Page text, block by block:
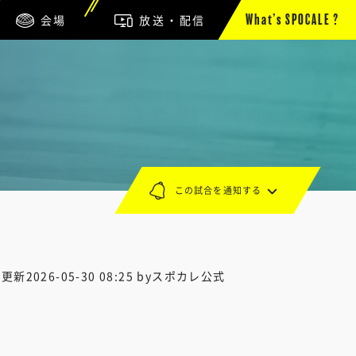
会場 放送・配信 What’s SPOCALE ?
新2026-05-30 08:25 byスポカレ公式
この試合を通知する